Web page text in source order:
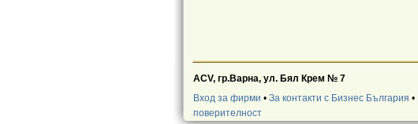
ACV, гр.Варна, ул. Бял Крем № 7
Вход за фирми • За контакти с Бизнес България •
поверителност